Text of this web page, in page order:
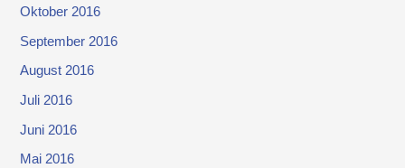
Oktober 2016
September 2016
August 2016
Juli 2016
Juni 2016
Mai 2016